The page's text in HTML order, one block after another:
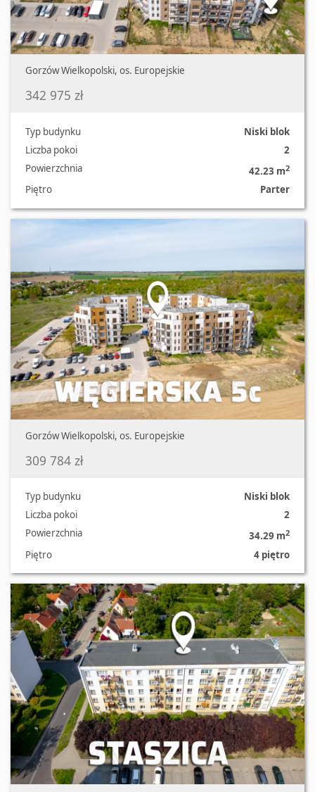
Gorzów Wielkopolski, os. Europejskie
342 975 zł
Typ budynku
Niski blok
Liczba pokoi
2
Powierzchnia
42.23 m2
Piętro
Parter
Gorzów Wielkopolski, os. Europejskie
309 784 zł
Typ budynku
Niski blok
Liczba pokoi
2
Powierzchnia
34.29 m2
Piętro
4 piętro